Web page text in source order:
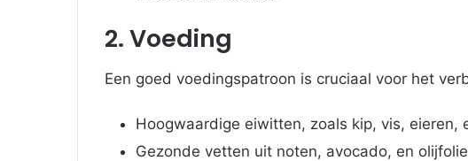
2. Voeding
Een goed voedingspatroon is cruciaal voor het
Hoogwaardige eiwitten, zoals kip, vis, eieren,
Gezonde vetten uit noten, avocadо, en